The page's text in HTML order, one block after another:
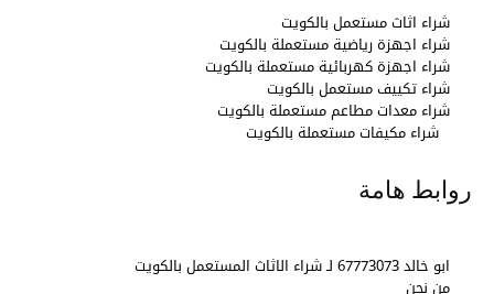
شراء اثاث مستعمل بالكويت
شراء اجهزة رياضية مستعملة بالكويت
شراء اجهزة كهربائية مستعملة بالكويت
شراء تكييف مستعمل بالكويت
شراء معدات مطاعم مستعملة بالكويت
شراء مكيفات مستعملة بالكويت
روابط هامة
ابو خالد 67773073 لـ شراء الاثاث المستعمل بالكويت
من نحن